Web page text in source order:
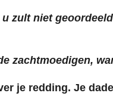
u zult niet
zachtmoedigen,
je redding. Je